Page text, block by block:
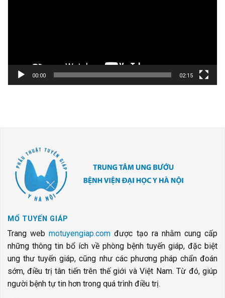
00:00 02:15
MỔ TUYẾN GIÁP
Trang webmotuyengiap.com được tạo ra nhằm cung cấp
những thông tin bổ ích về phòng bệnh tuyến giáp, đặc biệt
ung thư tuyến giáp, cũng như các phương pháp chẩn đoán
sớm, điều trị tân tiến trên thế giới và Việt Nam. Từ đó, giúp
người bệnh tự tin hơn trong quá trình điều trị.